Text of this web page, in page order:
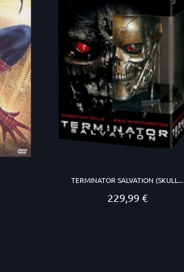
TERMINATOR SALVATION (SKULL...
Prezzo
229,99 €